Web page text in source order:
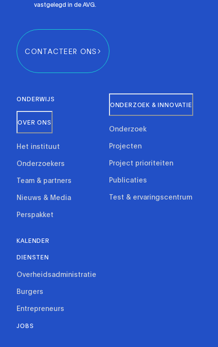
vastgelegd in de AVG.
CONTACTEER ONS
ONDERWIJS
OVER ONS
Het instituut
Onderzoekers
Team & partners
Nieuws & Media
Perspakket
ONDERZOEK & INNOVATIE
Onderzoek
Projecten
Project prioriteiten
Publicaties
Test & ervaringscentrum
KALENDER
DIENSTEN
Overheidsadministratie
Burgers
Entrepreneurs
JOBS